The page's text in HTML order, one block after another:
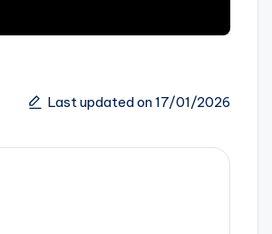
Last updated on 17/01/2026